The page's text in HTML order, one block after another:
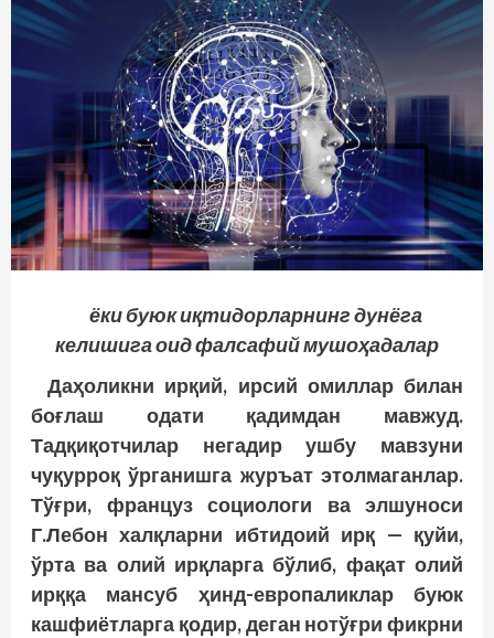
ёки буюк иқтидорларнинг дунёга
келишига оид фалсафий мушоҳадалар
Даҳоликни ирқий, ирсий омиллар билан
боғлаш одати қадимдан мавжуд.
Тадқиқотчилар негадир ушбу мавзуни
чуқурроқ ўрганишга журъат этолмаганлар.
Тўғри, француз социологи ва элшуноси
Г.Лебон халқларни ибтидоий ирқ — қуйи,
ўрта ва олий ирқларга бўлиб, фақат олий
ирққа мансуб ҳинд-европаликлар буюк
кашфиётларга қодир, деган нотўғри фикрни